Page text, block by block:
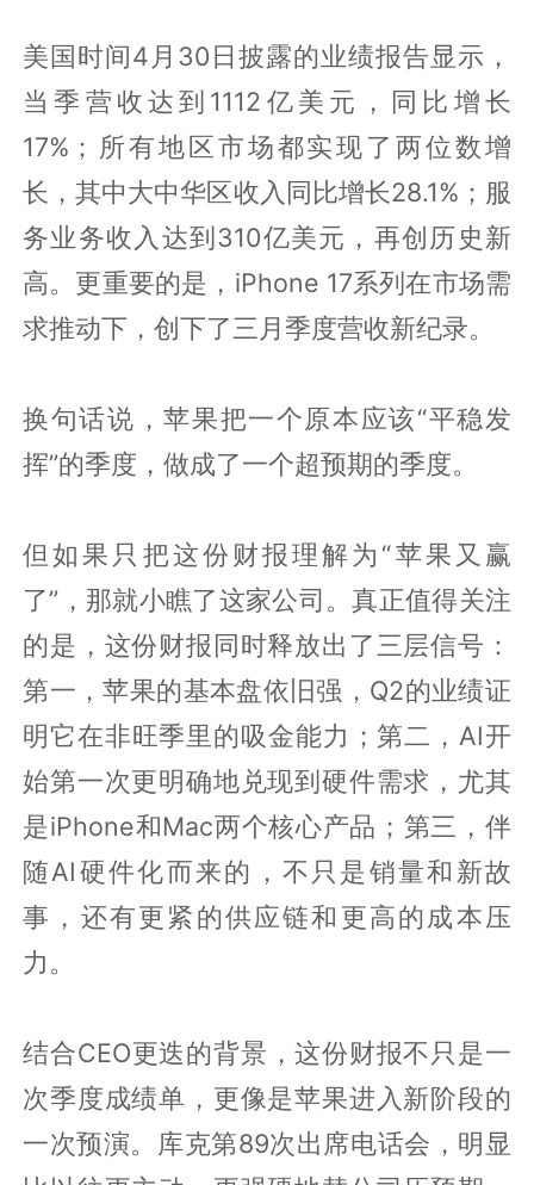
美国时间4月30日披露的业绩报告显示，
当季营收达到1112亿美元，同比增长
17%；所有地区市场都实现了两位数增
长，其中大中华区收入同比增长28.1%；服
务业务收入达到310亿美元，再创历史新
高。更重要的是，iPhone 17系列在市场需
求推动下，创下了三月季度营收新纪录。
换句话说，苹果把一个原本应该“平稳发
挥”的季度，做成了一个超预期的季度。
但如果只把这份财报理解为“苹果又赢
了”，那就小瞧了这家公司。真正值得关注
的是，这份财报同时释放出了三层信号：
第一，苹果的基本盘依旧强，Q2的业绩证
明它在非旺季里的吸金能力；第二，AI开
始第一次更明确地兑现到硬件需求，尤其
是iPhone和Mac两个核心产品；第三，伴
随AI硬件化而来的，不只是销量和新故
事，还有更紧的供应链和更高的成本压
力。
结合CEO更迭的背景，这份财报不只是一
次季度成绩单，更像是苹果进入新阶段的
一次预演。库克第89次出席电话会，明显